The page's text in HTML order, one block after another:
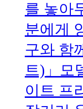
를 놓아
분에게
구와 함
트)」모
이트 프